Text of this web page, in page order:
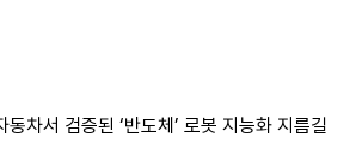
차서 검증된 ‘반도체’ 로봇 지능화 지름길